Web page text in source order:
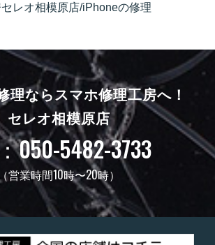
レオ相模原店/iPhoneの修理
理ならスマホ修理工房へ！
セレオ相模原店
050-5482-3733
（営業時間10時〜20時）